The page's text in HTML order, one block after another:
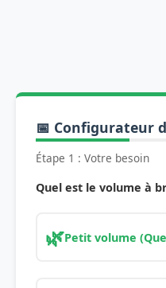
📅 Configurateur
Étape 1 : Votre besoin
Quel est le volume à
🌿Petit volume